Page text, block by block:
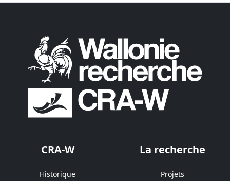
CRA-W
Historique
La recherche
Projets